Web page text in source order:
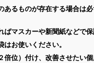
るものが存在する場合は
マスカーや新聞紙などで保
お使いください。
位）付け、改善させたい